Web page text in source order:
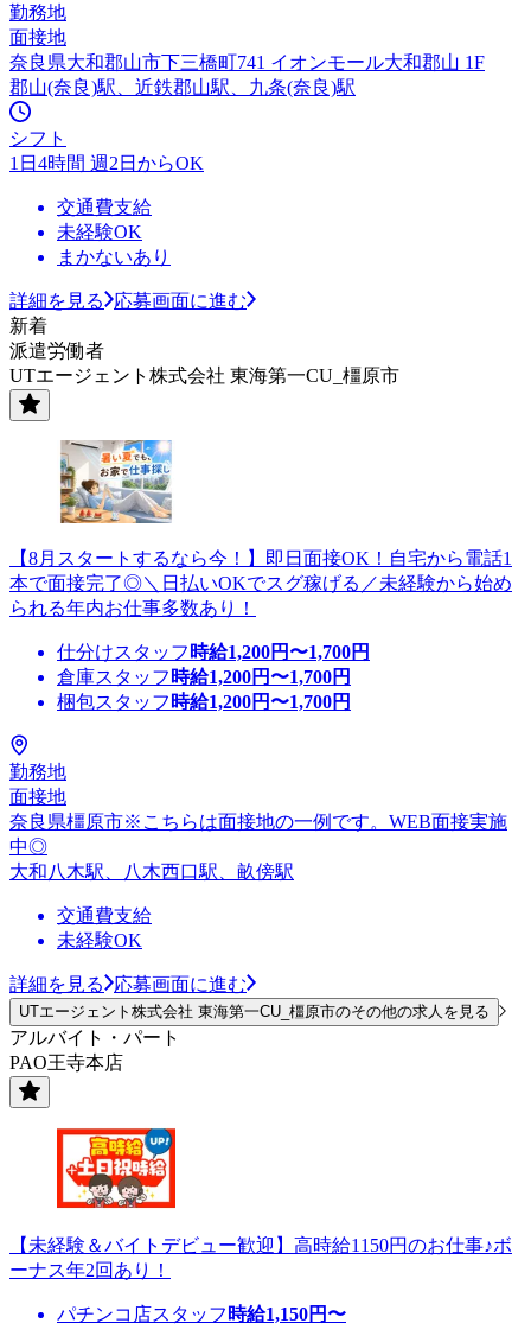
勤務地
面接地
奈良県大和郡山市下三橋町741 イオンモール大和郡山 1F
郡山(奈良)駅、近鉄郡山駅、九条(奈良)駅
シフト
1日4時間 週2日からOK
交通費支給
未経験OK
まかないあり
詳細を見る
応募画面に進む
新着
派遣労働者
UTエージェント株式会社 東海第一CU_橿原市
【8月スタートするなら今！】即日面接OK！自宅から電話1
本で面接完了◎＼日払いOKでスグ稼げる／未経験から始め
られる年内お仕事多数あり！
仕分けスタッフ 時給1,200円〜1,700円
倉庫スタッフ 時給1,200円〜1,700円
梱包スタッフ 時給1,200円〜1,700円
勤務地
面接地
奈良県橿原市※こちらは面接地の一例です。WEB面接実施
中◎
大和八木駅、八木西口駅、畝傍駅
交通費支給
未経験OK
詳細を見る 応募画面に進む
UTエージェント株式会社 東海第一CU_橿原市のその他の求人を見る
アルバイト・パート
PAO王寺本店
【未経験＆バイトデビュー歓迎】高時給1150円のお仕事♪ボ
ーナス年2回あり！
パチンコ店スタッフ 時給1,150円〜